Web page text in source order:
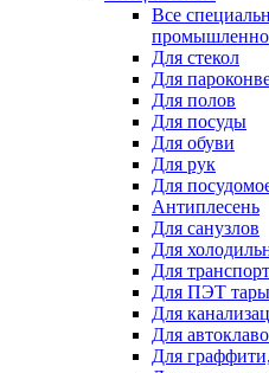
Все
Для стекол
Для
Для полов
Для посуды
Для обуви
Для рук
Для
Антиплесень
Для санузлов
Для
Для
Для ПЭТ тары
Для
Для
Для